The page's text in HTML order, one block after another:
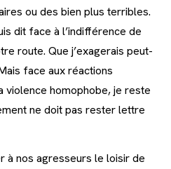
ou des bien plus terribles.
dit face à l’indifférence de
route. Que j’exagerais peut-
face aux réactions
violence homophobe, je reste
ne doit pas rester lettre
à nos agresseurs le loisir de